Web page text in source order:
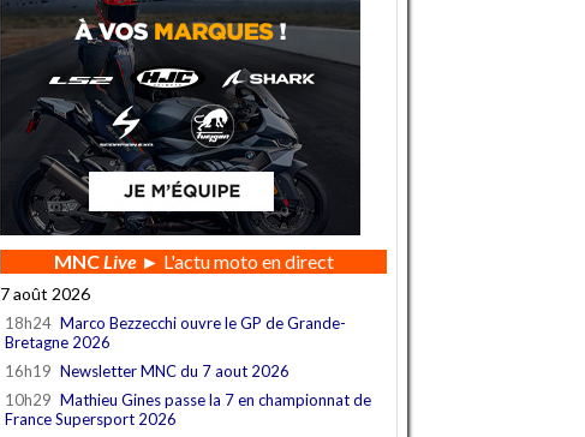
MNCLive► L'actu moto en direct
7 août 2026
18h24 Marco Bezzecchi ouvre le GP de Grande-
Bretagne 2026
16h19 Newsletter MNC du 7 aout 2026
10h29 Mathieu Gines passe la 7 en championnat de
France Supersport 2026